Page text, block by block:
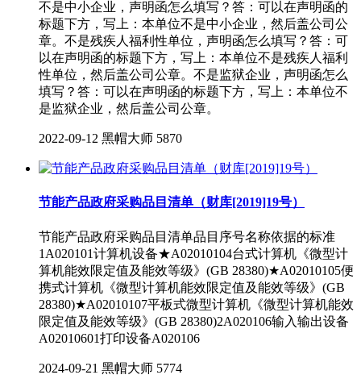
不是中小企业，声明函怎么填写？答：可以在声明函的
标题下方，写上：本单位不是中小企业，然后盖公司公
章。不是残疾人福利性单位，声明函怎么填写？答：可
以在声明函的标题下方，写上：本单位不是残疾人福利
性单位，然后盖公司公章。不是监狱企业，声明函怎么
填写？答：可以在声明函的标题下方，写上：本单位不
是监狱企业，然后盖公司公章。
2022-09-12 黑帽大师 5870
节能产品政府采购品目清单（财库[2019]19号）
节能产品政府采购品目清单品目序号名称依据的标准
1A020101计算机设备★A02010104台式计算机《微型计
算机能效限定值及能效等级》(GB 28380)★A02010105便
携式计算机《微型计算机能效限定值及能效等级》(GB
28380)★A02010107平板式微型计算机《微型计算机能效
限定值及能效等级》(GB 28380)2A020106输入输出设备
A02010601打印设备A020106
2024-09-21 黑帽大师 5774